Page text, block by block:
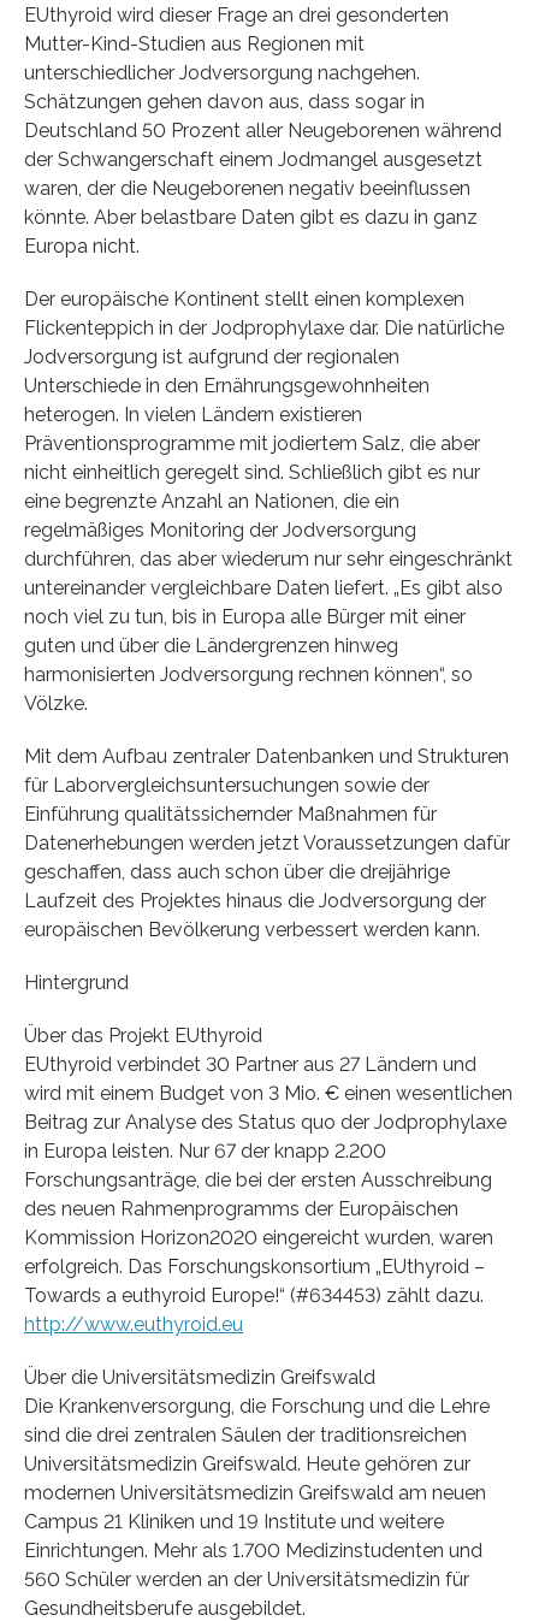
EUthyroid wird dieser Frage an drei gesonderten
Mutter-Kind-Studien aus Regionen mit
unterschiedlicher Jodversorgung nachgehen.
Schätzungen gehen davon aus, dass sogar in
Deutschland 50 Prozent aller Neugeborenen während
der Schwangerschaft einem Jodmangel ausgesetzt
waren, der die Neugeborenen negativ beeinflussen
könnte. Aber belastbare Daten gibt es dazu in ganz
Europa nicht.
Der europäische Kontinent stellt einen komplexen
Flickenteppich in der Jodprophylaxe dar. Die natürliche
Jodversorgung ist aufgrund der regionalen
Unterschiede in den Ernährungsgewohnheiten
heterogen. In vielen Ländern existieren
Präventionsprogramme mit jodiertem Salz, die aber
nicht einheitlich geregelt sind. Schließlich gibt es nur
eine begrenzte Anzahl an Nationen, die ein
regelmäßiges Monitoring der Jodversorgung
durchführen, das aber wiederum nur sehr eingeschränkt
untereinander vergleichbare Daten liefert. „Es gibt also
noch viel zu tun, bis in Europa alle Bürger mit einer
guten und über die Ländergrenzen hinweg
harmonisierten Jodversorgung rechnen können“, so
Völzke.
Mit dem Aufbau zentraler Datenbanken und Strukturen
für Laborvergleichsuntersuchungen sowie der
Einführung qualitätssichernder Maßnahmen für
Datenerhebungen werden jetzt Voraussetzungen dafür
geschaffen, dass auch schon über die dreijährige
Laufzeit des Projektes hinaus die Jodversorgung der
europäischen Bevölkerung verbessert werden kann.
Hintergrund
Über das Projekt EUthyroid
EUthyroid verbindet 30 Partner aus 27 Ländern und
wird mit einem Budget von 3 Mio. € einen wesentlichen
Beitrag zur Analyse des Status quo der Jodprophylaxe
in Europa leisten. Nur 67 der knapp 2.200
Forschungsanträge, die bei der ersten Ausschreibung
des neuen Rahmenprogramms der Europäischen
Kommission Horizon2020 eingereicht wurden, waren
erfolgreich. Das Forschungskonsortium „EUthyroid –
Towards a euthyroid Europe!“ (#634453) zählt dazu.
http://www.euthyroid.eu
Über die Universitätsmedizin Greifswald
Die Krankenversorgung, die Forschung und die Lehre
sind die drei zentralen Säulen der traditionsreichen
Universitätsmedizin Greifswald. Heute gehören zur
modernen Universitätsmedizin Greifswald am neuen
Campus 21 Kliniken und 19 Institute und weitere
Einrichtungen. Mehr als 1.700 Medizinstudenten und
560 Schüler werden an der Universitätsmedizin für
Gesundheitsberufe ausgebildet.